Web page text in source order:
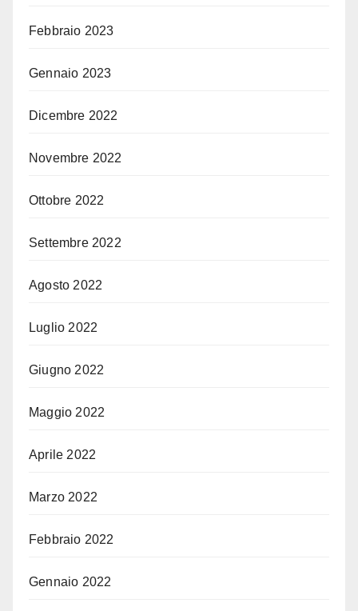
Febbraio 2023
Gennaio 2023
Dicembre 2022
Novembre 2022
Ottobre 2022
Settembre 2022
Agosto 2022
Luglio 2022
Giugno 2022
Maggio 2022
Aprile 2022
Marzo 2022
Febbraio 2022
Gennaio 2022